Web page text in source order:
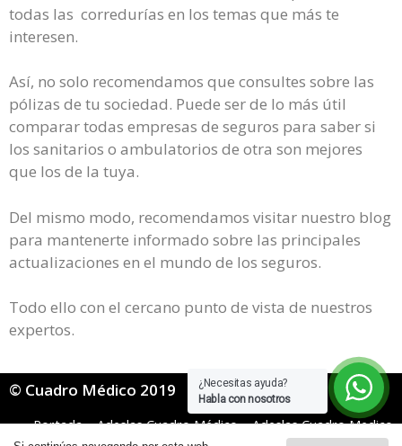
¿Necesitas ayuda?
Habla con nosotros
todas las corredurías en los temas que más te
interesen.
Así, no solo recomendamos que consultes sobre las
pólizas de tu sociedad. Puede ser de lo más útil
comparar todas empresas de seguros para saber si
los sanitarios o ambulatorios de otra son mejores
que los de la tuya.
Del mismo modo, recomendamos visitar nuestro blog
para mantenerte informado sobre las principales
actualizaciones en el mundo de los seguros.
Todo ello con el cercano punto de vista de nuestros
expertos.
© Cuadro Médico 2019
Portada»Adeslas Cuadro Médico»Adeslas Cuadro Medico